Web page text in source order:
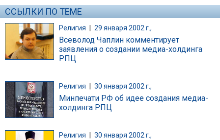
ССЫЛКИ ПО ТЕМЕ
Религия | 29 января 2002 г.,
Всеволод Чаплин комментирует
заявления о создании медиа-холдинга
РПЦ
Религия 30 января 2002 г.,
Минпечати РФ об идее создания медиа-
холдинга РПЦ
Религия 30 января 2002 г.,